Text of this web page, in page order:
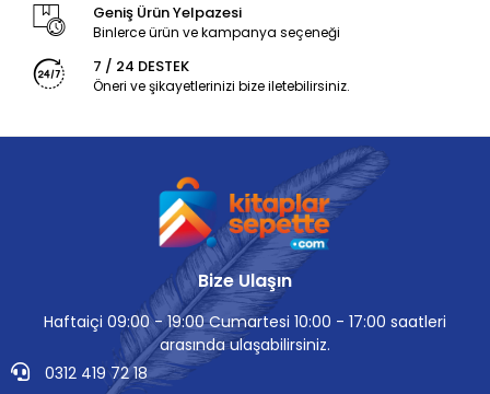
Geniş Ürün Yelpazesi
Binlerce ürün ve kampanya seçeneği
7 / 24 DESTEK
Öneri ve şikayetlerinizi bize iletebilirsiniz.
Bize Ulaşın
Haftaiçi 09:00 - 19:00 Cumartesi 10:00 - 17:00 saatleri
arasında ulaşabilirsiniz.
0312 419 72 18